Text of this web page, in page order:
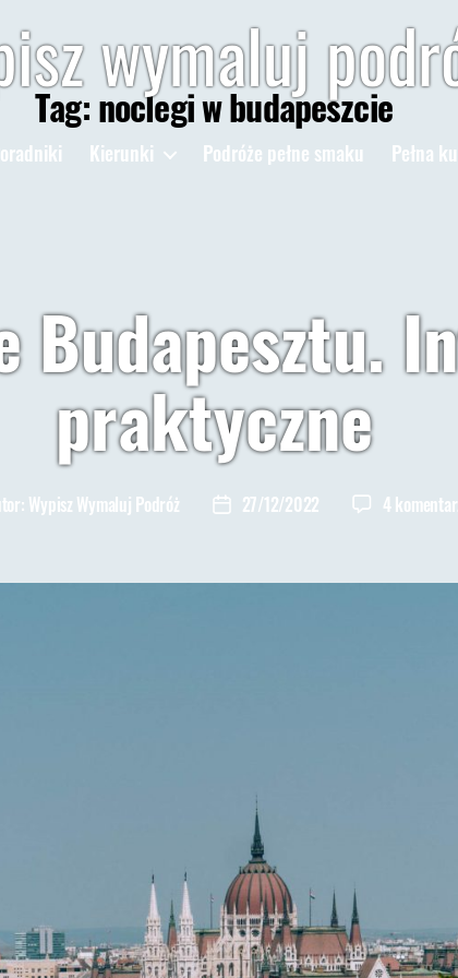
wymaluj
Kierunki Podróże pełne smaku Pełna
Tag:noclegi w budapeszcie
Budapesztu.
praktyczne
Wypisz Wymaluj Podróż
Data27/12/2022 4